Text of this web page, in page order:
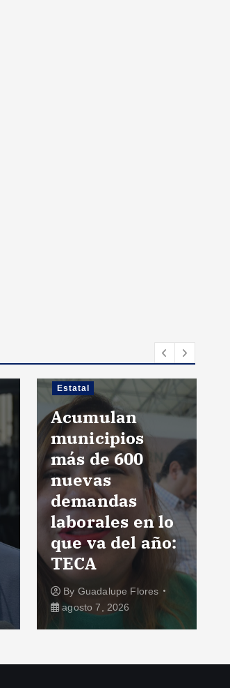
Estatal
Acumulan
municipios
más de 600
nuevas
demandas
laborales en lo
que va del año:
TECA
By Guadalupe Flores
agosto 7, 2026